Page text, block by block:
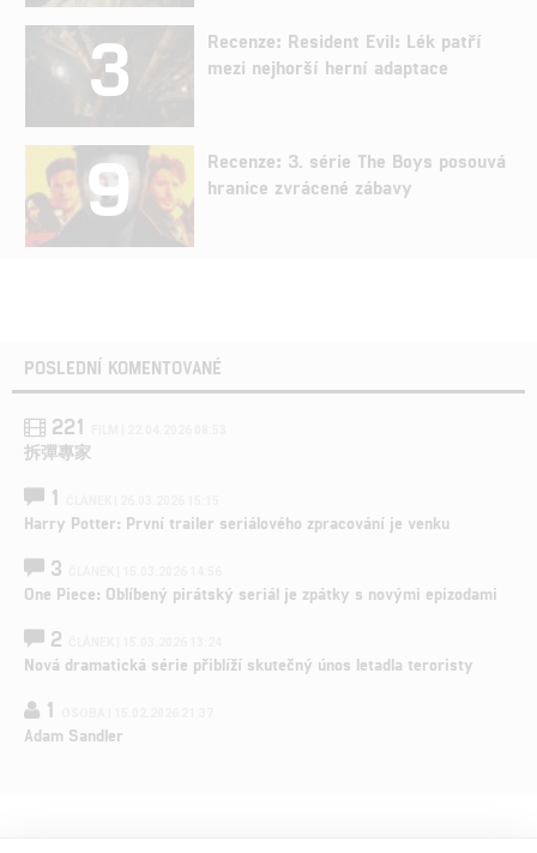
3
Recenze: Resident Evil: Lék patří
mezi nejhorší herní adaptace
9
Recenze: 3. série The Boys posouvá
hranice zvrácené zábavy
POSLEDNÍ KOMENTOVANÉ
221
拆彈專家
1
Harry Potter: První trailer seriálového zpracování je venku
3
One Piece: Oblíbený pirátský seriál je zpátky s novými epizodami
2
Nová dramatická série přiblíží skutečný únos letadla teroristy
1
Adam Sandler